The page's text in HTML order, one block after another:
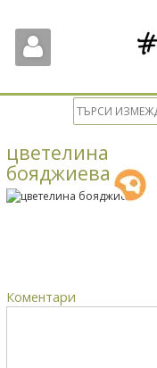
цветелина
бояджиева
Коментари